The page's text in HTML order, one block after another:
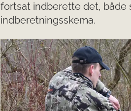
fortsat indberette det,
indberetningsskema.